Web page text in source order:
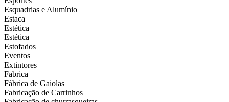
Esquadrias e Alumínio
Estaca
Estética
Estética
Estofados
Eventos
Extintores
Fabrica
Fábrica de Gaiolas
Fabricação de Carrinhos